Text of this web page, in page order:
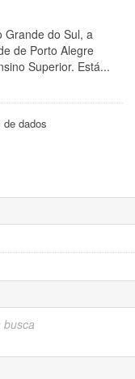
Grande do Sul, a
de Porto Alegre
Superior. Está...
de dados